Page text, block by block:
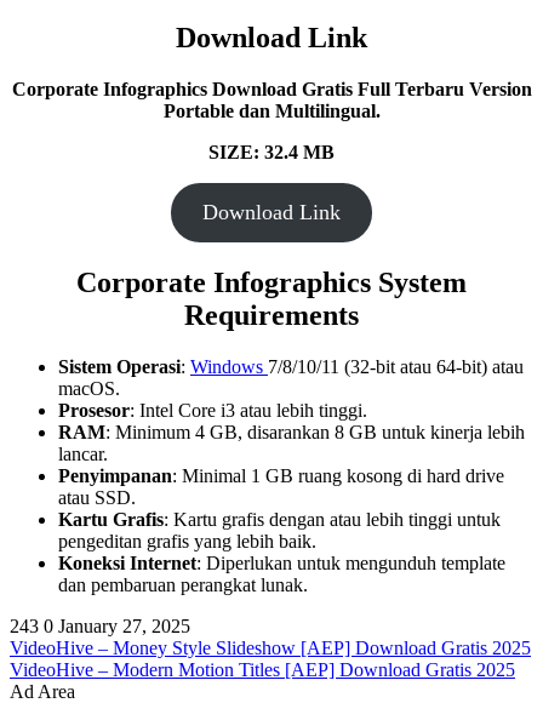
Download Link
Corporate Infographics Download Gratis Full Terbaru Version
Portable dan Multilingual.
SIZE: 32.4 MB
Download Link
Corporate Infographics System
Requirements
Sistem Operasi: Windows 7/8/10/11 (32-bit atau 64-bit) atau
macOS.
Prosesor: Intel Core i3 atau lebih tinggi.
RAM: Minimum 4 GB, disarankan 8 GB untuk kinerja lebih
lancar.
Penyimpanan: Minimal 1 GB ruang kosong di hard drive
atau SSD.
Kartu Grafis: Kartu grafis dengan atau lebih tinggi untuk
pengeditan grafis yang lebih baik.
Koneksi Internet: Diperlukan untuk mengunduh template
dan pembaruan perangkat lunak.
243 0 January 27, 2025
VideoHive – Money Style Slideshow [AEP] Download Gratis 2025
VideoHive – Modern Motion Titles [AEP] Download Gratis 2025
Ad Area